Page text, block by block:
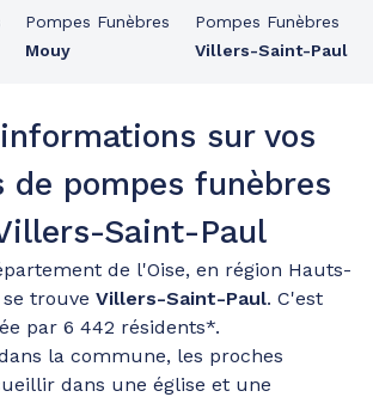
Pompes Funèbres
Mouy
Pompes Funèbres
Villers-Saint-Paul
sur vos
de pompes funèbres
Saint-Paul
de l'Oise, en région Hauts-
trouve Villers-Saint-Paul. C'est
par 6 442 résidents*.
la commune, les proches
dans une église et une